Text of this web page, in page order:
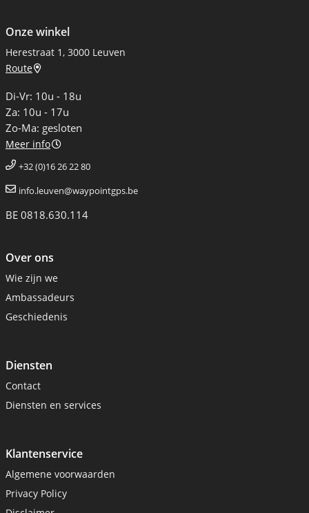
Onze winkel
Herestraat 1, 3000 Leuven
Route
Di-Vr: 10u - 18u
Za: 10u - 17u
Zo-Ma: gesloten
Meer info
+32 (0)16 26 22 80
info.leuven@waypointgps.be
BE 0818.630.114
Over ons
Wie zijn we
Ambassadeurs
Geschiedenis
Diensten
Contact
Diensten en services
Klantenservice
Algemene voorwaarden
Privacy Policy